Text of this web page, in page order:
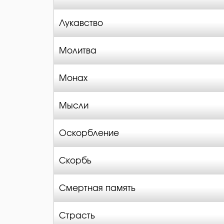
Лукавство
Молитва
Монах
Мысли
Оскорбление
Скорбь
Смертная память
Страсть